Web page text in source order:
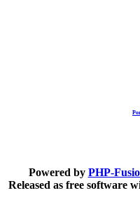
Powered by PHP-
Released as free software